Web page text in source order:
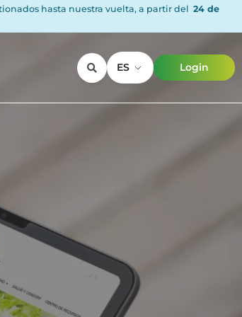
hasta nuestra vuelta, a partir del 24 de
ES Login